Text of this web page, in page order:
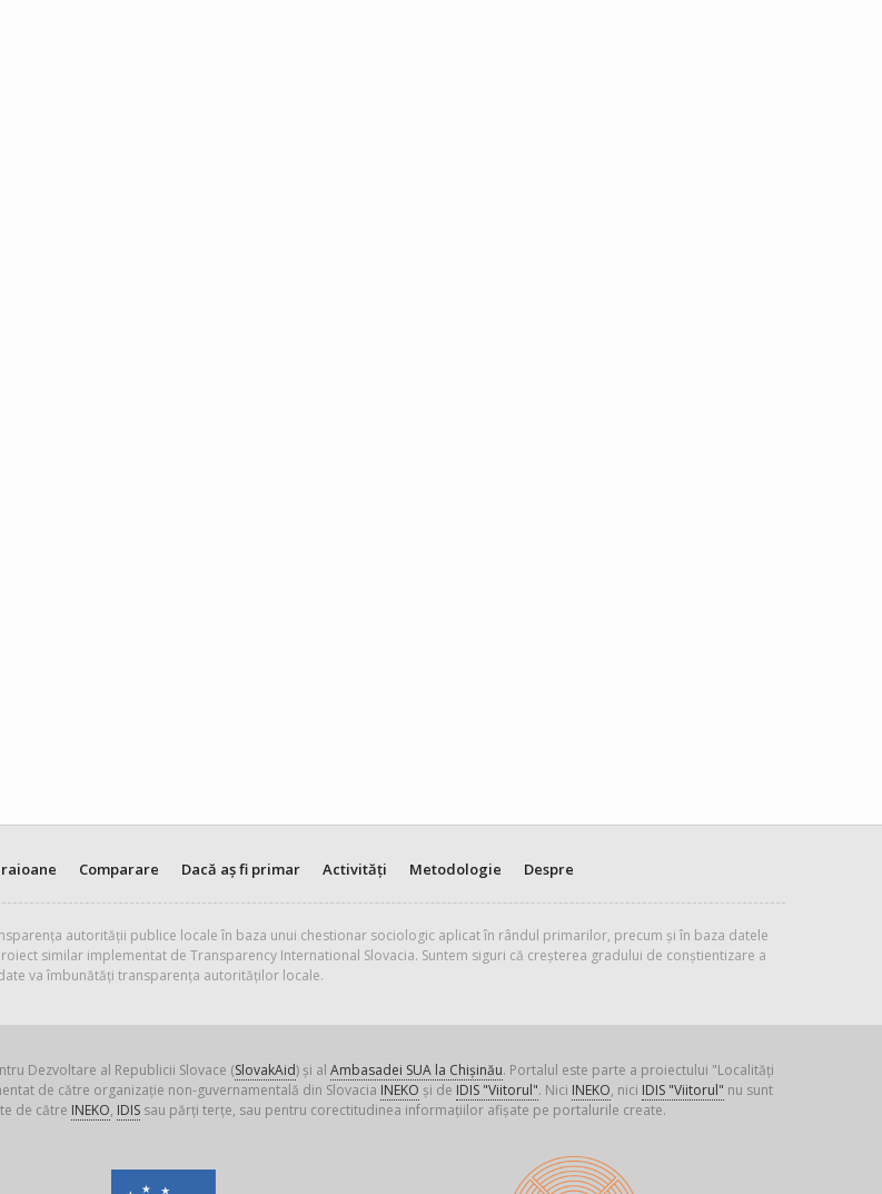
Comparare Dacă aș fi primar Activități Metodologie Despre
autorității publice locale în baza unui chestionar sociologic aplicat în rândul primarilor, precum și în baza datele
similar implementat de Transparency International Slovacia. Suntem siguri că creșterea gradului de conștientizare a
va îmbunătăți transparența autorităților locale.
Dezvoltare al Republicii Slovace (SlovakAid) și al Ambasadei SUA la Chișinău. Portalul este parte a proiectului "Localități
de către organizație non-guvernamentală din Slovacia INEKO și de IDIS "Viitorul". Nici INEKO, nici IDIS "Viitorul" nu sunt
de către INEKO, IDISsau părți terțe, sau pentru corectitudinea informațiilor afișate pe portalurile create.